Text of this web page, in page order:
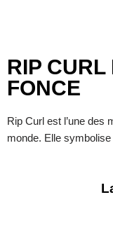
RIP CURL
FONCE
Rip Curl est l’une des
monde. Elle